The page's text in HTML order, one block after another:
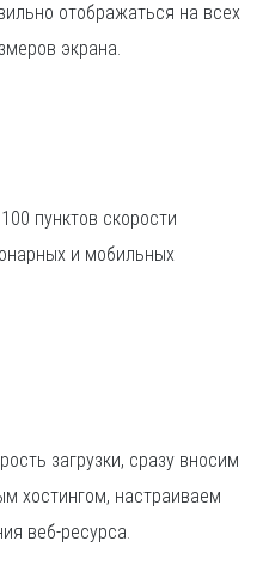
отображаться на всех
экрана.
пунктов скорости
и мобильных
загрузки, сразу вносим
хостингом, настраиваем
веб-ресурса.